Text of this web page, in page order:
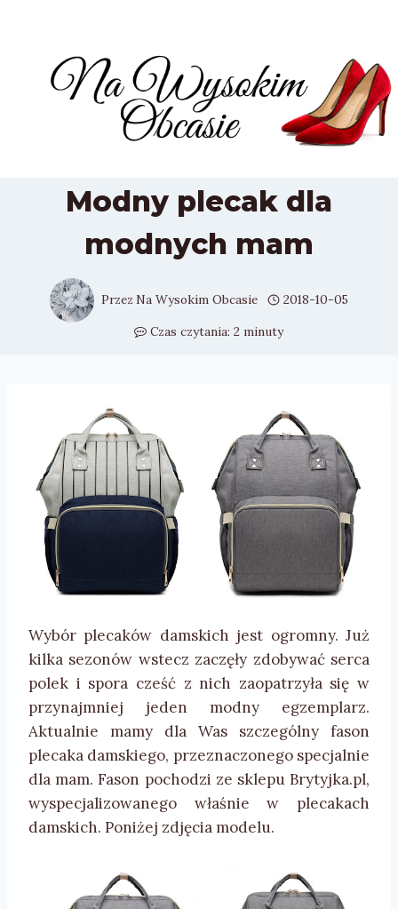
Modny plecak dla
modnych mam
Przez Na Wysokim Obcasie
2018-10-05
Czas czytania: 2 minuty
Wybór plecaków damskich jest ogromny. Już
kilka sezonów wstecz zaczęły zdobywać serca
polek i spora cześć z nich zaopatrzyła się w
przynajmniej jeden modny egzemplarz.
Aktualnie mamy dla Was szczególny fason
plecaka damskiego, przeznaczonego specjalnie
dla mam. Fason pochodzi ze sklepu Brytyjka.pl,
wyspecjalizowanego właśnie w plecakach
damskich. Poniżej zdjęcia modelu.